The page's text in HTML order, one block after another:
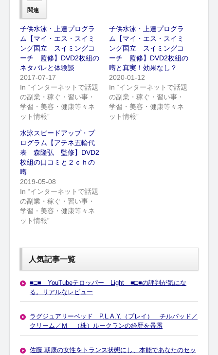
関連
子供水泳・上達プログラ
ム【マイ・エス・スイミ
ング国立 スイミングコ
ーチ 監修】DVD2枚組の
ネタバレと体験談
2017-07-17
In “インターネットで話題
の副業・稼ぐ・習い事・
学習・美容・健康等々ネ
ット情報”
子供水泳・上達プログラ
ム【マイ・エス・スイミ
ング国立 スイミングコ
ーチ 監修】DVD2枚組の
噂と真実！効果なし？
2020-01-12
In “インターネットで話題
の副業・稼ぐ・習い事・
学習・美容・健康等々ネ
ット情報”
水泳スピードアップ・プ
ログラム【アテネ五輪代
表 森隆弘 監修】DVD2
枚組の口コミと２ｃｈの
噂
2019-05-08
In “インターネットで話題
の副業・稼ぐ・習い事・
学習・美容・健康等々ネ
ット情報”
人気記事一覧
■□■ YouTubeテロッパー Light ■□■の評判が気にな
る。リアルなレビュー
ラグジュアリーベッド P.L.A.Y.（プレイ） チルパッド／
クリーム／Ｍ （株）ルークランの経歴を暴露
佐藤 朝康の女性をトランス状態にし、本能であなたのセッ